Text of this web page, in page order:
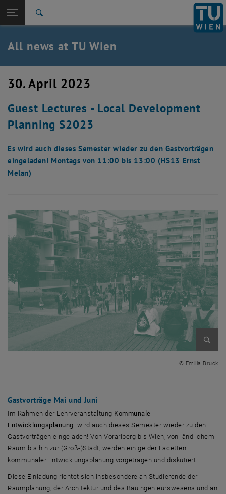
TU Login
Quicklinks
Toggle quicklinks menu
Studies
Career
Back: list subpages of parent page TU Wien Homepage
Back to:
TU Wien Homepage
Overview
All news at TU Wien
30. April 2023
Guest Lectures - Local Development
Planning S2023
Es wird auch dieses Semester wieder zu den Gastvorträgen
eingeladen! Montags von 11:00 bis 13:00 (HS13 Ernst
Melan)
© Emilia Bruck
Gastvorträge Mai und Juni
Im Rahmen der Lehrveranstaltung Kommunale
Entwicklungsplanung wird auch dieses Semester wieder zu den
Gastvorträgen eingeladen! Von Vorarlberg bis Wien, von ländlichem
Raum bis hin zur (Groß-)Stadt, werden einige der Facetten
kommunaler Entwicklungsplanung vorgetragen und diskutiert.
Diese Einladung richtet sich insbesondere an Studierende der
Raumplanung, der Architektur und des Bauingenieurswesens und an